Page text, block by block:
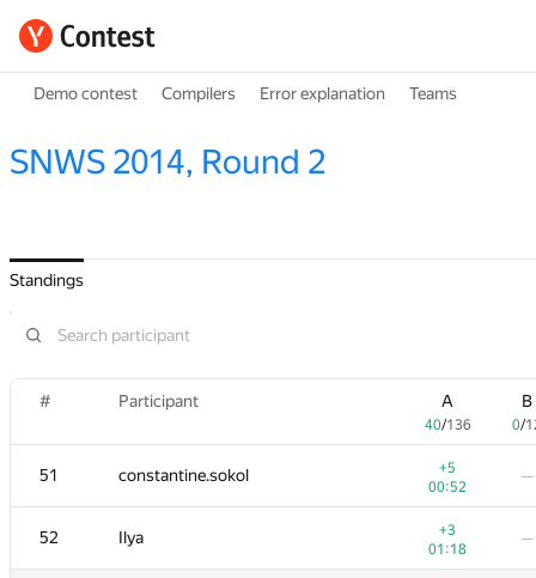
Demo contest Compilers Error explanation Teams
SNWS 2014, Round 2
Standings
# Participant A
40/136
B
0/
51 constantine.sokol
+5
00:52
—
52 Ilya
+3
01:18
—